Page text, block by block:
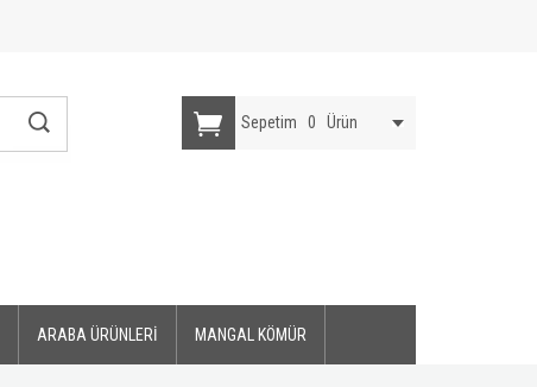
Sepetim 0 Ürün
ARABA ÜRÜNLERİ MANGAL KÖMÜR